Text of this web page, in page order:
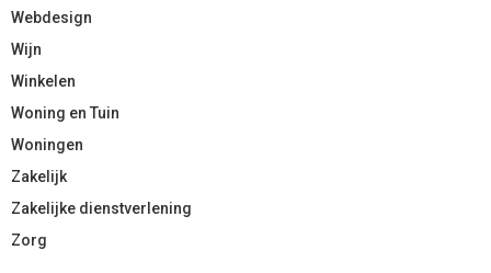
Webdesign
Wijn
Winkelen
Woning en Tuin
Woningen
Zakelijk
Zakelijke dienstverlening
Zorg